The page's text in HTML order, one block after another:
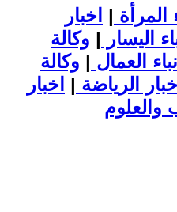
المرأة | اخبار
اليسار | وكالة
العمال | وكالة
اخبار الرياضة | اخبار